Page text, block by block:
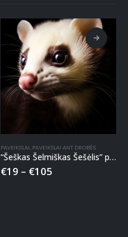
PAVEIKSLAI, PAVEIKSLAI ANT DROBĖS
“Šeškas Šelmiškas Šešėlis” paveikslas ant drobės
€19 – €105